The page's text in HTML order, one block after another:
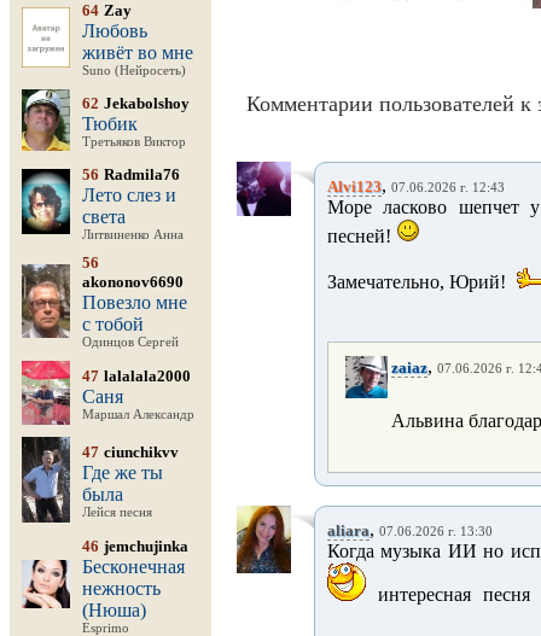
64 Zay
Любовь
живёт во мне
Suno (Нейросеть)
62 Jekabolshoy
Тюбик
Третьяков Виктор
56 Radmila76
Лето слез и
света
Литвиненко Анна
56
akononov6690
Повезло мне
с тобой
Одинцов Сергей
47 lalalala2000
Саня
Маршал Александр
47 ciunchikvv
Где же ты
была
Лейся песня
46 jemchujinka
Бесконечная
нежность
(Нюша)
Esprimo
Комментарии пользователей к
Alvi123, 07.06.2026 г. 12:43
Море ласково шепчет
песней!
Замечательно, Юрий!
zaiaz, 07.06.2026 г.
Альвина
aliara, 07.06.2026 г. 13:30
Когда музыка ИИ но
интересная